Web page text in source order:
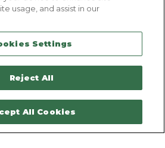
des cookies
de confidentialité
légales
Plan du site
nous
usage, and assist in our
Settings
Reject All
All Cookies